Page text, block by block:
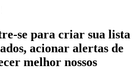
se para criar sua lista
acionar alertas de
melhor nossos